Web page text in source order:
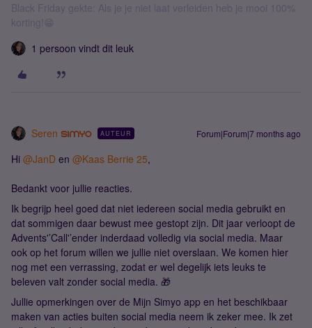
Black Friday gekte: Als je je niet laat verleiden heb je mooi 100%
korting!😁
1 persoon vindt dit leuk
Seren AUTEUR Forum|Forum|7 months ago
Hi ​ @JanD en ​ @Kaas Berrie 25,
Bedankt voor jullie reacties.
Ik begrijp heel goed dat niet iedereen social media gebruikt en
dat sommigen daar bewust mee gestopt zijn. Dit jaar verloopt de
Advents'’Call'’ender inderdaad volledig via social media. Maar
ook op het forum willen we jullie niet overslaan. We komen hier
nog met een verrassing, zodat er wel degelijk iets leuks te
beleven valt zonder social media. 🎁
Jullie opmerkingen over de Mijn Simyo app en het beschikbaar
maken van acties buiten social media neem ik zeker mee. Ik zet